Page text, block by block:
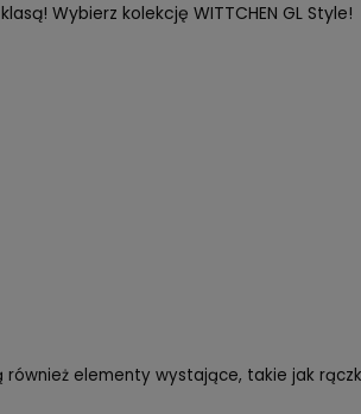
Wybierz kolekcję WITTCHEN GL Style!
elementy wystające, takie jak